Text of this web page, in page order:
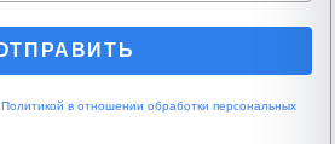
Политикой в отношении обработки персональных